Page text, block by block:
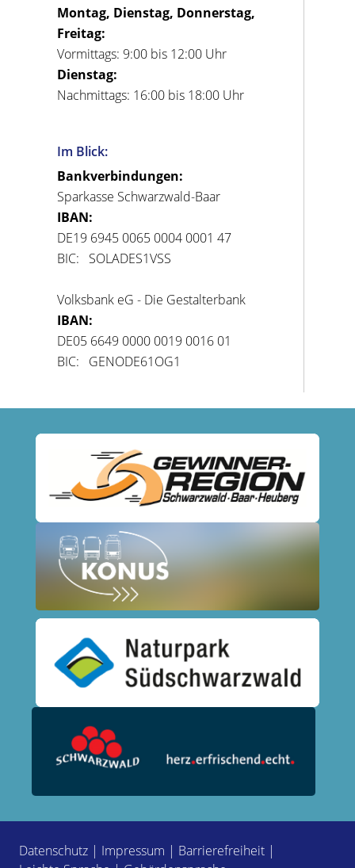
Montag, Dienstag, Donnerstag,
Freitag:
Vormittags: 9:00 bis 12:00 Uhr
Dienstag:
Nachmittags: 16:00 bis 18:00 Uhr
Im Blick:
Bankverbindungen:
Sparkasse Schwarzwald-Baar
IBAN:
DE19 6945 0065 0004 0001 47
BIC: SOLADES1VSS
Volksbank eG - Die Gestalterbank
IBAN:
DE05 6649 0000 0019 0016 01
BIC: GENODE61OG1
Datenschutz | Impressum | Barrierefreiheit |